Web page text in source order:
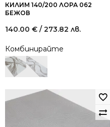
КИЛИМ 140/200 ЛОРА 062
БЕЖОВ
140.00 € / 273.82 лв.
Комбинирайте